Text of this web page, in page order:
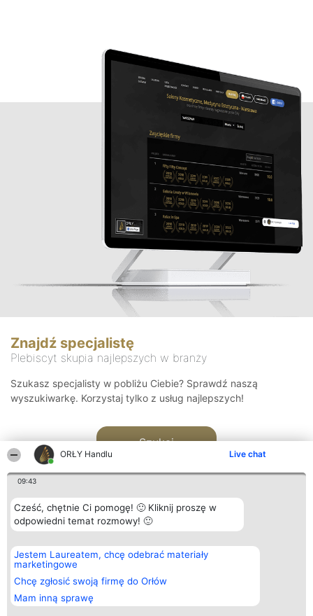
ORŁY Handlu Live chat
09:43
Cześć, chętnie Ci pomogę! 🙂 Kliknij proszę w
odpowiedni temat rozmowy! 🙂
Jestem Laureatem, chcę odebrać materiały
marketingowe
Chcę zgłosić swoją firmę do Orłów
Mam inną sprawę
Znajdź specjalistę
Plebiscyt skupia najlepszych w branży
Szukasz specjalisty w pobliżu Ciebie? Sprawdź naszą
wyszukiwarkę. Korzystaj tylko z usług najlepszych!
Szukaj
Organizator plebiscytu
Bright Side Solutions sp. z o.
o. sp. k.
ul. Ruska 22
Wrocław 50-079
KRS 0000749100 | Regon
381313360 | NIP 8943132676
Plebiscyt
Laureaci
wszystkich
Laureatów
Regulamin
Kontakt
Kontakt